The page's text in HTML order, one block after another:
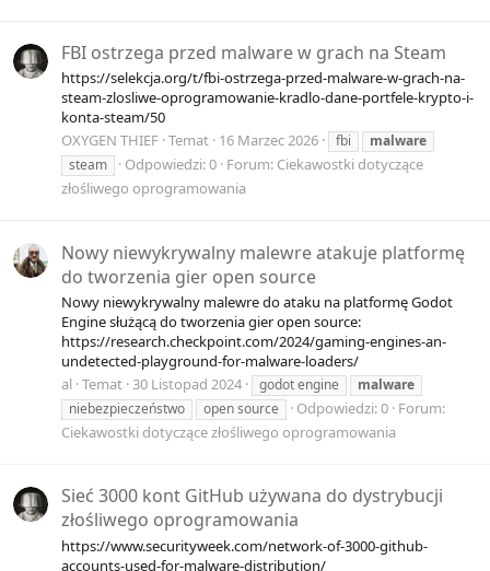
FBI ostrzega przed malware w grach na Steam
https://selekcja.org/t/fbi-ostrzega-przed-malware-w-grach-na-
steam-zlosliwe-oprogramowanie-kradlo-dane-portfele-krypto-i-
konta-steam/50
OXYGEN THIEF Temat 16 Marzec 2026 fbi
malware
steam
Odpowiedzi: 0 Forum: Ciekawostki dotyczące
złośliwego oprogramowania
Nowy niewykrywalny malewre atakuje platformę
do tworzenia gier open source
Nowy niewykrywalny malewre do ataku na platformę Godot
Engine służącą do tworzenia gier open source:
https://research.checkpoint.com/2024/gaming-engines-an-
undetected-playground-for-malware-loaders/
al Temat 30 Listopad 2024 godot engine
malware
niebezpieczeństwo
open source Odpowiedzi: 0 Forum:
Ciekawostki dotyczące złośliwego oprogramowania
Sieć 3000 kont GitHub używana do dystrybucji
złośliwego oprogramowania
https://www.securityweek.com/network-of-3000-github-
accounts-used-for-malware-distribution/